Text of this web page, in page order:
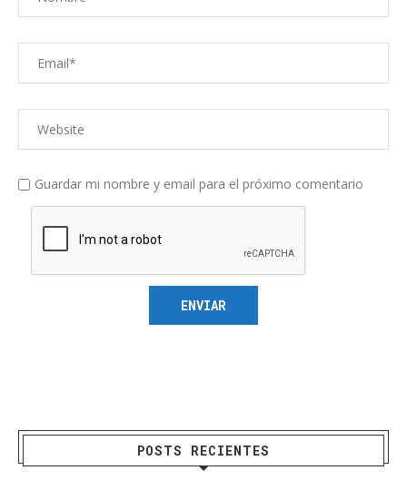
Guardar mi nombre y email para el próximo comentario
POSTS RECIENTES